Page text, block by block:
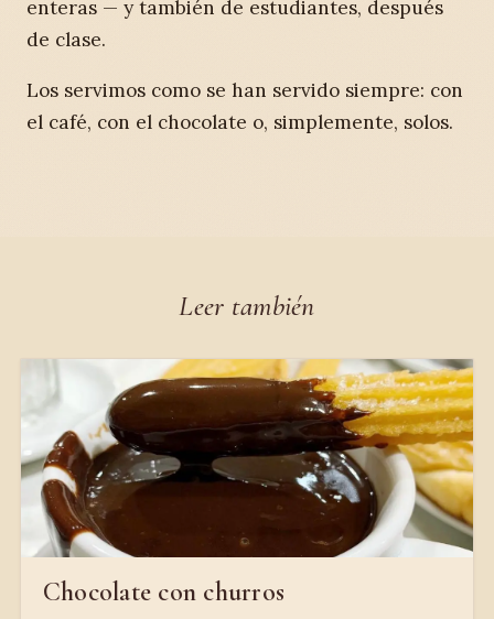
enteras — y también de estudiantes, después
de clase.
Los servimos como se han servido siempre: con
el café, con el chocolate o, simplemente, solos.
Leer también
Chocolate con churros